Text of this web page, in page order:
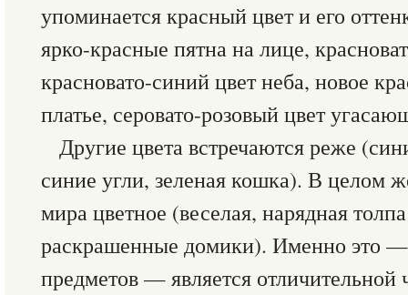
упоминается красный цвет и его
ярко-красные пятна на лице,
красновато-синий цвет неба, новое
платье, серовато-розовый цвет
Другие цвета встречаются реже
синие угли, зеленая кошка). В целом
мира цветное (веселая, нарядная
раскрашенные домики). Именно это —
предметов — является отличительной